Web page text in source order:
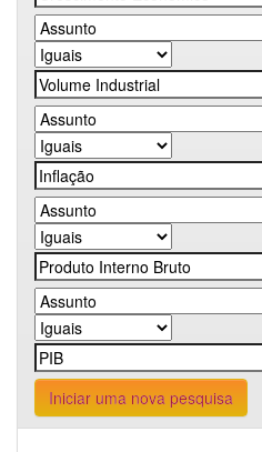
Iniciar uma nova pesquisa